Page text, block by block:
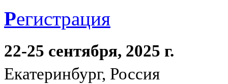
Регистрация
22-25 сентября, 2025 г.
Екатеринбург, Россия